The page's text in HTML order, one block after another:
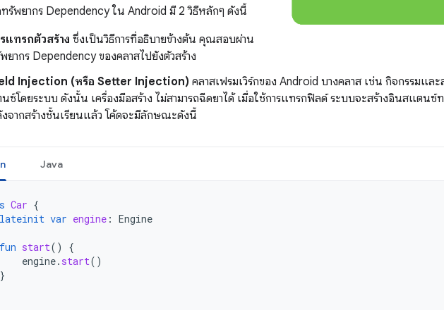
รัพยากร Dependency ใน Android มี 2 วิธีหลักๆ ดังนี้
แทรกตัวสร้าง ซึ่งเป็นวิธีการที่อธิบายข้างต้น คุณสอบผ่าน
ยากร Dependency ของคลาสไปยังตัวสร้าง
Injection (หรือ Setter Injection) คลาสเฟรมเวิร์กของ Android บางคลาส เช่น กิจกรรมแล
ซ์โดยระบบ ดังนั้น เครื่องมือสร้าง ไม่สามารถฉีดยาได้ เมื่อใช้การแทรกฟิลด์ ระบบจะสร้างอินสแตนซ์
จากสร้างชั้นเรียนแล้ว โค้ดจะมีลักษณะดังนี้
Java
Car {
lateinit var engine : Engine
fun start()
{
engine. start()
}